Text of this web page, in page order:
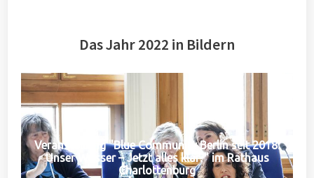
Das Jahr 2022 in Bildern
Veranstaltung "Blue Community Berlin seit 2018:
Unser Wasser – Jetzt alles klar?" im Rathaus
Charlottenburg